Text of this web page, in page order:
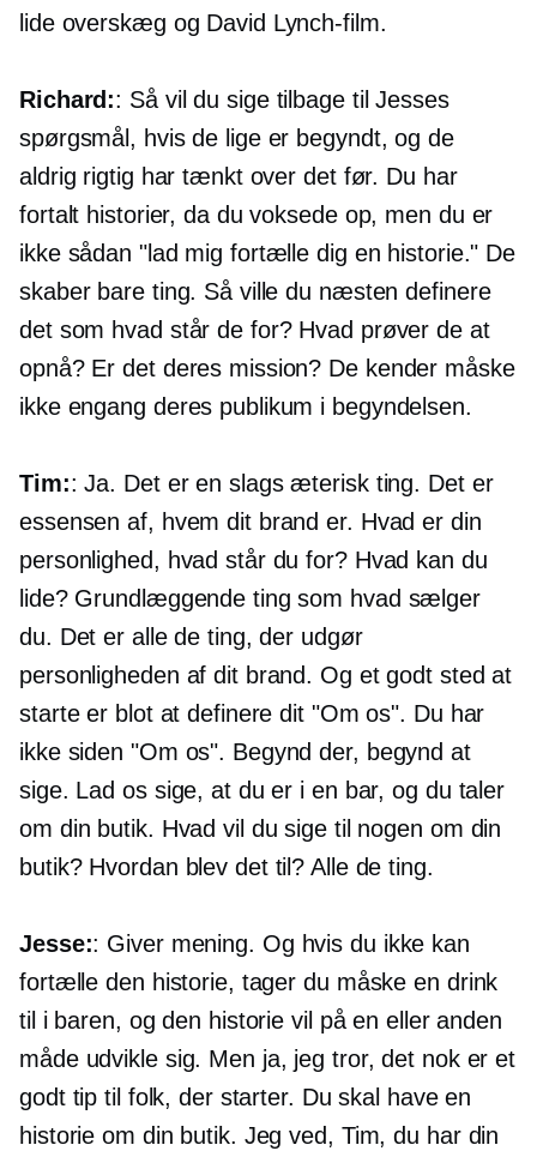
lide overskæg og David Lynch-film.
Richard:: Så vil du sige tilbage til Jesses
spørgsmål, hvis de lige er begyndt, og de
aldrig rigtig har tænkt over det før. Du har
fortalt historier, da du voksede op, men du er
ikke sådan "lad mig fortælle dig en historie." De
skaber bare ting. Så ville du næsten definere
det som hvad står de for? Hvad prøver de at
opnå? Er det deres mission? De kender måske
ikke engang deres publikum i begyndelsen.
Tim:: Ja. Det er en slags æterisk ting. Det er
essensen af, hvem dit brand er. Hvad er din
personlighed, hvad står du for? Hvad kan du
lide? Grundlæggende ting som hvad sælger
du. Det er alle de ting, der udgør
personligheden af ​​dit brand. Og et godt sted at
starte er blot at definere dit "Om os". Du har
ikke siden "Om os". Begynd der, begynd at
sige. Lad os sige, at du er i en bar, og du taler
om din butik. Hvad vil du sige til nogen om din
butik? Hvordan blev det til? Alle de ting.
Jesse:: Giver mening. Og hvis du ikke kan
fortælle den historie, tager du måske en drink
til i baren, og den historie vil på en eller anden
måde udvikle sig. Men ja, jeg tror, ​​det nok er et
godt tip til folk, der starter. Du skal have en
historie om din butik. Jeg ved, Tim, du har din